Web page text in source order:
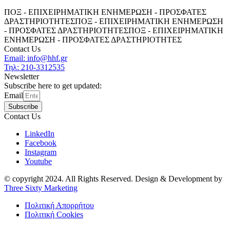
ΠΟΞ - ΕΠΙΧΕΙΡΗΜΑΤΙΚΗ ΕΝΗΜΕΡΩΣΗ - ΠΡΟΣΦΑΤΕΣ
ΔΡΑΣΤΗΡΙΟΤΗΤΕΣΠΟΞ - ΕΠΙΧΕΙΡΗΜΑΤΙΚΗ ΕΝΗΜΕΡΩΣΗ
- ΠΡΟΣΦΑΤΕΣ ΔΡΑΣΤΗΡΙΟΤΗΤΕΣΠΟΞ - ΕΠΙΧΕΙΡΗΜΑΤΙΚΗ
ΕΝΗΜΕΡΩΣΗ - ΠΡΟΣΦΑΤΕΣ ΔΡΑΣΤΗΡΙΟΤΗΤΕΣ
Contact Us
Email: info@hhf.gr
Τηλ: 210-3312535
Newsletter
Subscribe here to get updated:
Email
Subscribe
Contact Us
LinkedIn
Facebook
Instagram
Youtube
© copyright 2024. All Rights Reserved. Design & Development by
Three Sixty Marketing
Πολιτική Απορρήτου
Πολιτική Cookies